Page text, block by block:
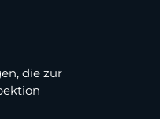
die zur